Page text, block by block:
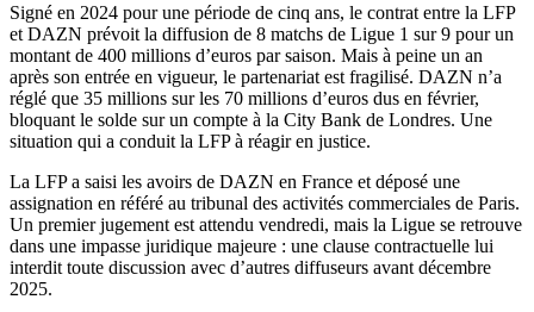
Signé en 2024 pour une période de cinq ans, le contrat entre la LFP
et DAZN prévoit la diffusion de 8 matchs de Ligue 1 sur 9 pour un
montant de 400 millions d’euros par saison. Mais à peine un an
après son entrée en vigueur, le partenariat est fragilisé. DAZN n’a
réglé que 35 millions sur les 70 millions d’euros dus en février,
bloquant le solde sur un compte à la City Bank de Londres. Une
situation qui a conduit la LFP à réagir en justice.
La LFP a saisi les avoirs de DAZN en France et déposé une
assignation en référé au tribunal des activités commerciales de Paris.
Un premier jugement est attendu vendredi, mais la Ligue se retrouve
dans une impasse juridique majeure : une clause contractuelle lui
interdit toute discussion avec d’autres diffuseurs avant décembre
2025.